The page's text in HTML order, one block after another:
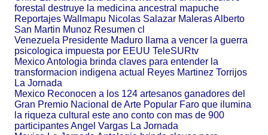
forestal destruye la medicina ancestral mapuche
Reportajes Wallmapu Nicolas Salazar Maleras Alberto
San Martin Munoz Resumen cl
Venezuela Presidente Maduro llama a vencer la guerra
psicologica impuesta por EEUU TeleSURtv
Mexico Antologia brinda claves para entender la
transformacion indigena actual Reyes Martinez Torrijos
La Jornada
Mexico Reconocen a los 124 artesanos ganadores del
Gran Premio Nacional de Arte Popular Faro que ilumina
la riqueza cultural este ano conto con mas de 900
participantes Angel Vargas La Jornada